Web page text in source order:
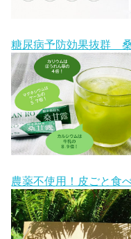
糖尿病予防効果抜群 桑
農薬不使用！皮ごと食